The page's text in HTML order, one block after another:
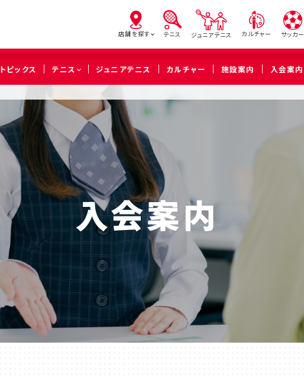
店舗を探す
亀有
（葛飾区）
北砂 西新井
橋本
（相模原市緑区）
溝の口
（川崎市高津区）
久喜
テニス ジュニアテニス カルチャー サッカー
トピックス テニス ジュニアテニス カルチャー 施設案内 入会案内
入会案内